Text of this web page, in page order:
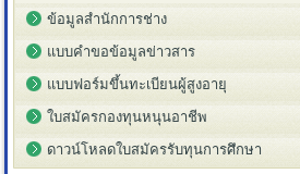
ข้อมูลสำนักการช่าง
แบบคำขอข้อมูลข่าวสาร
แบบฟอร์มขึ้นทะเบียนผู้สูงอายุ
ใบสมัครกองทุนหนุนอาชีพ
ดาวน์โหลดใบสมัครรับทุนการศึกษา